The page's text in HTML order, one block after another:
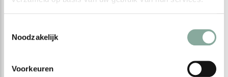
Noodzakelijk
Voorkeuren
"Beige Doré"
TERRE DE COULEUR
Plantenkleuring